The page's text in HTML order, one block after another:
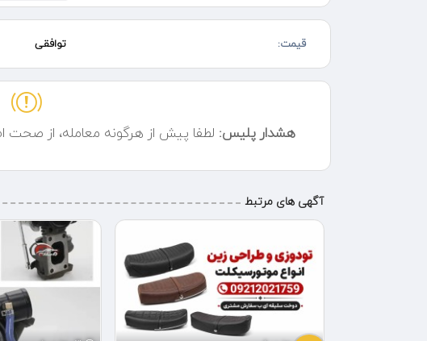
تنظیم موتور انژکتور سبز را در گوگل مپ/نشان /بلد و .. جستجو کنید .
قیمت: توافقی
هشدار پلیس: لطفا پیش از هرگونه معامله، از
آگهی های مرتبط